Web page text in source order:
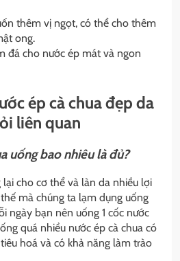
thêm vị ngọt, có thể cho thêm
ong.
đá cho nước ép mát và ngon
ép cà chua đẹp da
liên quan
uống bao nhiêu là đủ?
lại cho cơ thể và làn da nhiều lợi
mà chúng ta lạm dụng uống
ngày bạn nên uống 1 cốc nước
quá nhiều nước ép cà chua có
hoá và có khả năng làm trào